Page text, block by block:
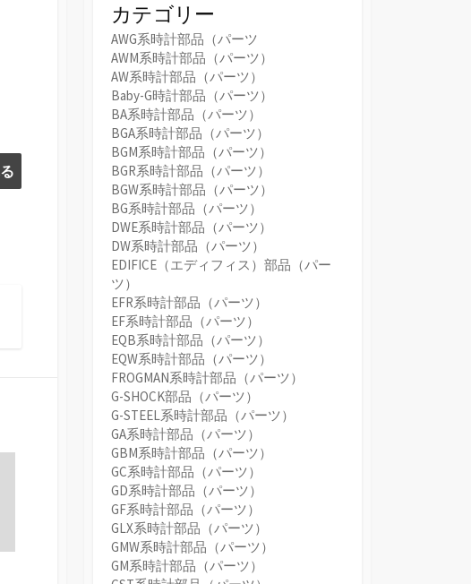
カテゴリー
AWG系時計部品（パーツ
AWM系時計部品（パーツ）
AW系時計部品（パーツ）
Baby-G時計部品（パーツ）
BA系時計部品（パーツ）
BGA系時計部品（パーツ）
BGM系時計部品（パーツ）
BGR系時計部品（パーツ）
BGW系時計部品（パーツ）
BG系時計部品（パーツ）
DWE系時計部品（パーツ）
DW系時計部品（パーツ）
EDIFICE（エディフィス）部品（パー
ツ）
EFR系時計部品（パーツ）
EF系時計部品（パーツ）
EQB系時計部品（パーツ）
EQW系時計部品（パーツ）
FROGMAN系時計部品（パーツ）
G-SHOCK部品（パーツ）
G-STEEL系時計部品（パーツ）
GA系時計部品（パーツ）
GBM系時計部品（パーツ）
GC系時計部品（パーツ）
GD系時計部品（パーツ）
GF系時計部品（パーツ）
GLX系時計部品（パーツ）
GMW系時計部品（パーツ）
GM系時計部品（パーツ）